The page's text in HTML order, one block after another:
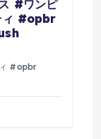
#ワンピ
ィ #opbr
#opbr